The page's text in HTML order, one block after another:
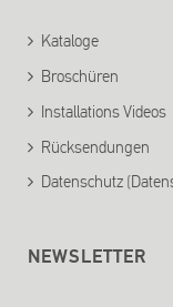
Kataloge
Broschüren
Installations Videos
Rücksendungen
Datenschutz
NEWSLETTER